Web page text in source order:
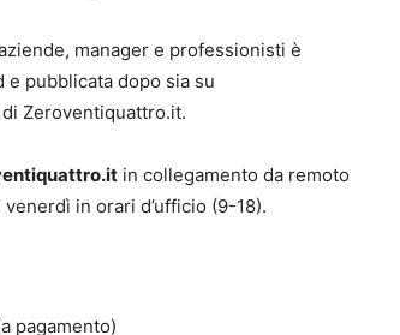
manager e professionisti è
e pubblicata dopo sia su
di Zeroventiquattro.it.
in collegamento da remoto
in orari d’ufficio (9-18).
pagamento)